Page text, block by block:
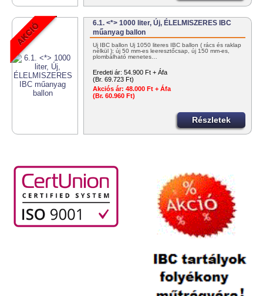
6.1. <*> 1000 liter, Új, ÉLELMISZERES IBC
műanyag ballon
Új IBC ballon Új 1050 literes IBC ballon ( rács és raklap
nélkül ); új 50 mm-es leeresztőcsap, új 150 mm-es,
plombálható menetes…
Eredeti ár: 54.900 Ft + Áfa
(Br. 69.723 Ft)
Akciós ár: 48.000 Ft + Áfa
(Br. 60.960 Ft)
Részletek